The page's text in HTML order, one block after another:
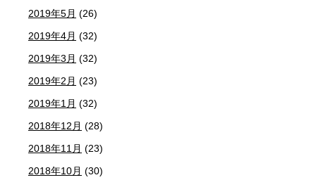
2019年5月 (26)
2019年4月 (32)
2019年3月 (32)
2019年2月 (23)
2019年1月 (32)
2018年12月 (28)
2018年11月 (23)
2018年10月 (30)